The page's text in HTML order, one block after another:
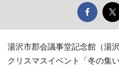
湯沢市郡会議事堂記念館（湯
クリスマスイベント「冬の集い